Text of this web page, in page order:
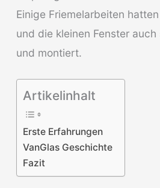
Einige Friemelarbeiten
und die kleinen Fenster
und montiert.
Artikelinhalt
Erste Erfahrungen
VanGlas Geschichte
Fazit